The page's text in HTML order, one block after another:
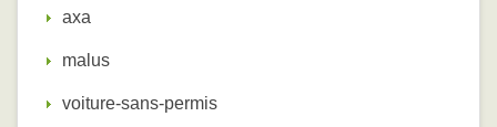
axa
malus
voiture-sans-permis